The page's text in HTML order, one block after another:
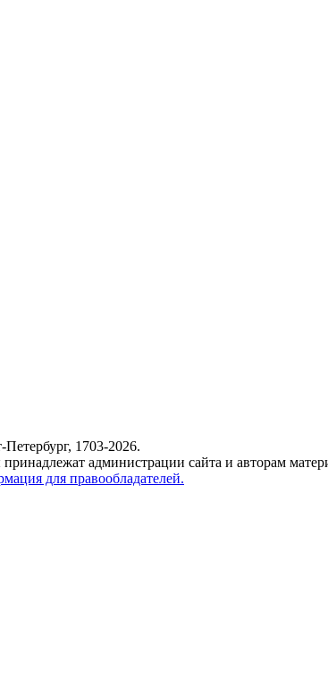
1703-2026.
администрации сайта и авторам
для правообладателей.